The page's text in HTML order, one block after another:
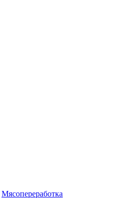
Мясопереработка